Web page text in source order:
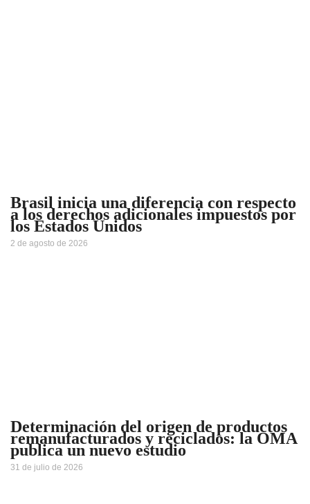
Brasil inicia una diferencia con respecto
a los derechos adicionales impuestos por
los Estados Unidos
2 de agosto de 2026
Determinación del origen de productos
remanufacturados y reciclados: la OMA
publica un nuevo estudio
31 de julio de 2026